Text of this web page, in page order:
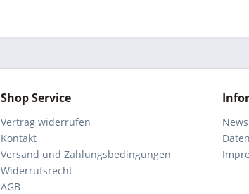
Shop Service
Vertrag widerrufen
Kontakt
Versand und Zahlungsbedingungen
Widerrufsrecht
AGB